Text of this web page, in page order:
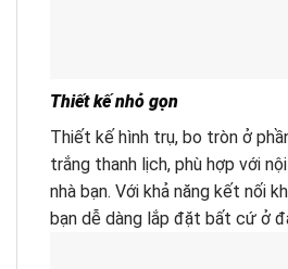
Thiết kế nhỏ gọn
Thiết kế hình trụ, bo tròn ở
trắng thanh lịch, phù hợp với
nhà bạn. Với khả năng kết nối
bạn dễ dàng lắp đặt bất cứ ở